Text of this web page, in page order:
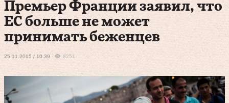
Премьер Франции заявил, что
ЕС больше не может
принимать беженцев
25.11.2015 / 10:39 8251